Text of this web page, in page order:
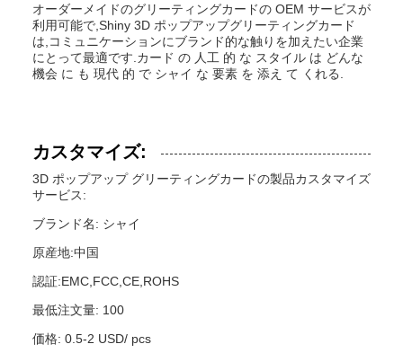
オーダーメイドのグリーティングカードの OEM サービスが
利用可能で,Shiny 3D ポップアップグリーティングカード
は,コミュニケーションにブランド的な触りを加えたい企業
にとって最適です.カード の 人工 的 な スタイル は どんな
機会 に も 現代 的 で シャイ な 要素 を 添え て くれる.
カスタマイズ:
3D ポップアップ グリーティングカードの製品カスタマイズ
サービス:
ブランド名: シャイ
原産地:中国
認証:EMC,FCC,CE,ROHS
最低注文量: 100
価格: 0.5-2 USD/ pcs